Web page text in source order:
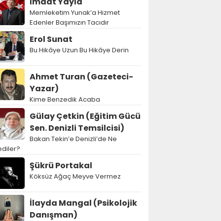
Memleketim Yunak’a Hizmet
Edenler Başımızın Tacıdır
Erol Sunat
Bu Hikâye Uzun Bu Hikâye Derin
Ahmet Turan (Gazeteci-
Yazar)
Kime Benzedik Acaba
Gülay Çetkin (Eğitim Gücü
Sen. Denizli Temsilcisi)
Bakan Tekin’e Denizli’de Ne
Şükrü Portakal
Köksüz Ağaç Meyve Vermez
İlayda Mangal (Psikolojik
Danışman)